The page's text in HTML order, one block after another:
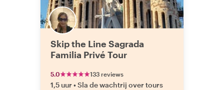
Skip the Line Sagrada
Familia Privé Tour
5.0 133 reviews
1,5 uur •Sla de wachtrij over tours